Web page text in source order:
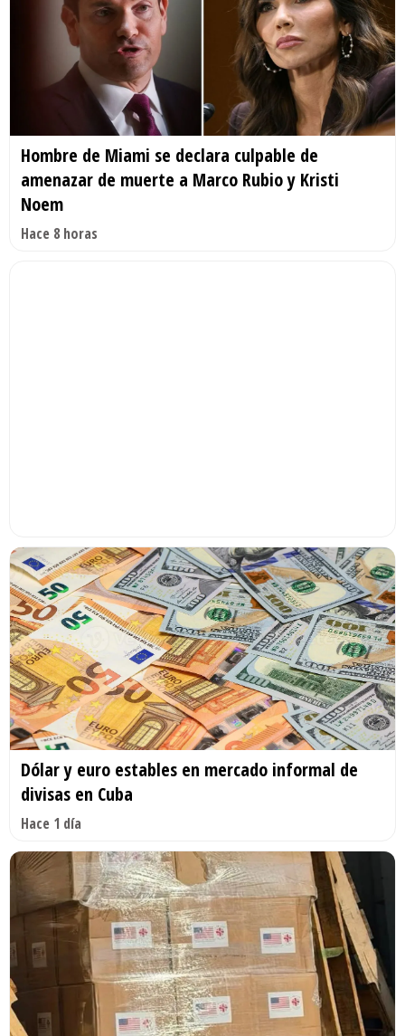
Hombre de Miami se declara culpable de
amenazar de muerte a Marco Rubio y Kristi
Noem
Hace 8 horas
Dólar y euro estables en mercado informal de
divisas en Cuba
Hace 1 día